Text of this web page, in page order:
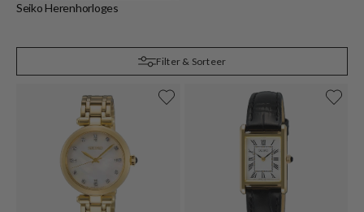
Seiko Herenhorloges
Filter & Sorteer